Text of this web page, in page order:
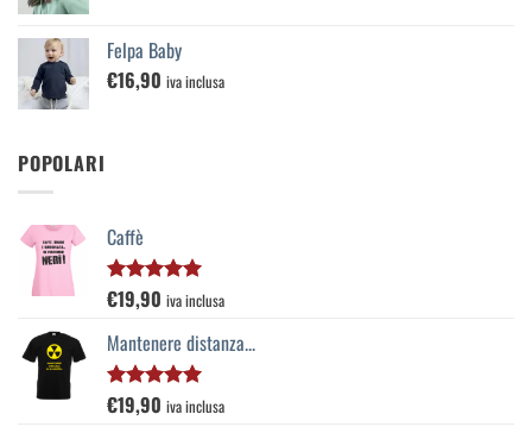
Felpa Baby
€16,90 iva inclusa
POPOLARI
Caffè
Valutato
5.00
€19,90 iva inclusa
Mantenere distanza...
Valutato
5.00
€19,90 iva inclusa